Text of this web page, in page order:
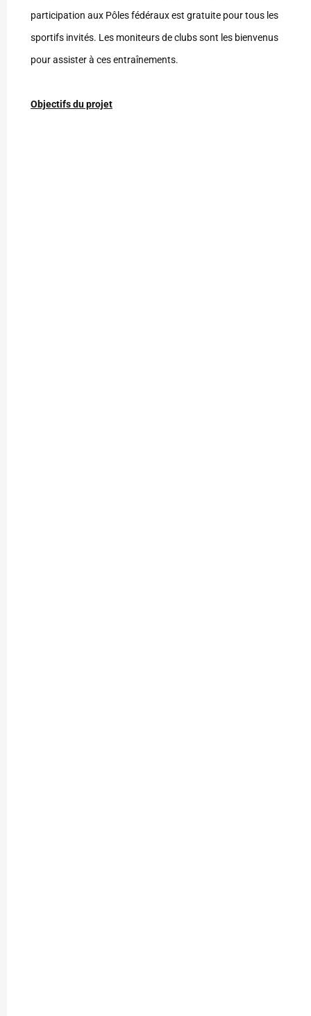
participation aux Pôles fédéraux est gratuite pour tous les
sportifs invités. Les moniteurs de clubs sont les bienvenus
pour assister à ces entraînements.
Objectifs du projet